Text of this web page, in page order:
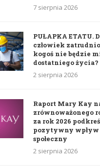
7 sierpnia 2026
PUŁAPKA ETATU.
człowiek
kogoś nie będzie
dostatniego życia?
2 sierpnia 2026
Raport Mary Kay
zrównoważonego
za rok 2026
pozytywny wpływ
społeczny
2 sierpnia 2026